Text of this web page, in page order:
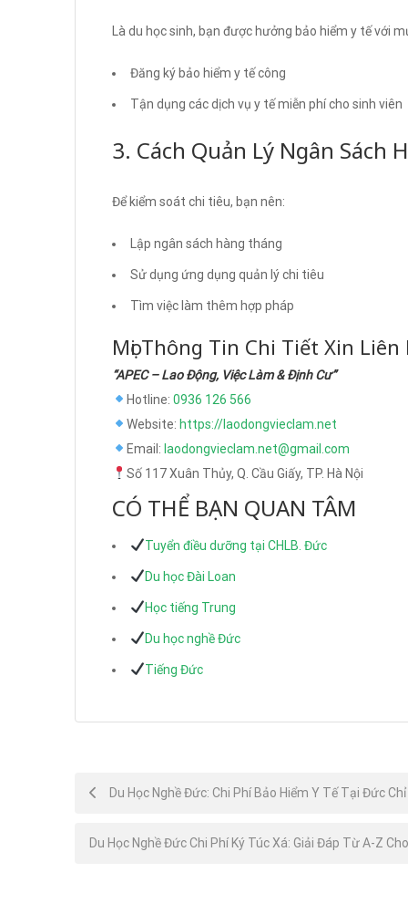
Là du học sinh, bạn được hưởng bảo hiểm y tế với
Đăng ký bảo hiểm y tế công
Tận dụng các dịch vụ y tế miễn phí cho sinh viên
3. Cách Quản Lý Ngân Sách
Để kiểm soát chi tiêu, bạn nên:
Lập ngân sách hàng tháng
Sử dụng ứng dụng quản lý chi tiêu
Tìm việc làm thêm hợp pháp
Mọi Thông Tin Chi Tiết Xin Liên
“APEC – Lao Động, Việc Làm & Định Cư”
Hotline: 0936 126 566
Website: https://laodongvieclam.net
Email: laodongvieclam.net@gmail.com
Số 117 Xuân Thủy, Q. Cầu Giấy, TP. Hà Nội
CÓ THỂ BẠN QUAN TÂM
Tuyển điều dưỡng tại CHLB. Đức
Du học Đài Loan
Học tiếng Trung
Du học nghề Đức
Tiếng Đức
Post
navigation
Du Học Nghề Đức: Chi Phí Bảo Hiểm Y Tế Tại Đức
Du Học Nghề Đức Chi Phí Ký Túc Xá: Giải Đáp Từ A-Z